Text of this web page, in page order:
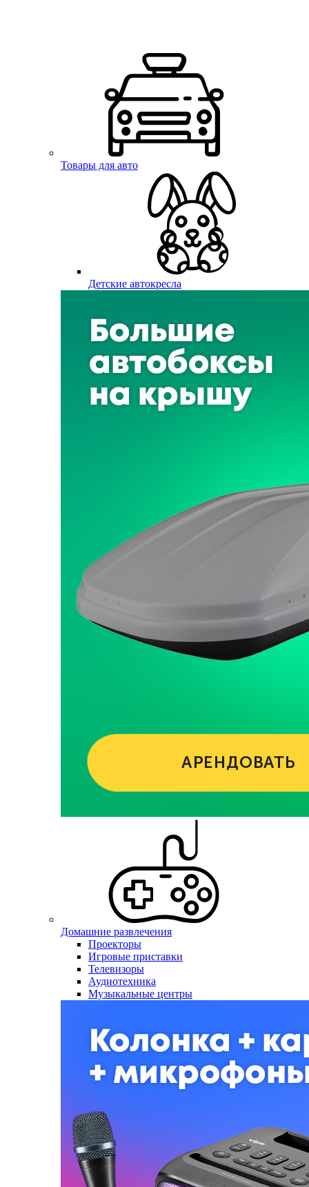
Товары для авто
Детские автокресла
Домашние развлечения
Проекторы
Игровые приставки
Телевизоры
Аудиотехника
Музыкальные центры